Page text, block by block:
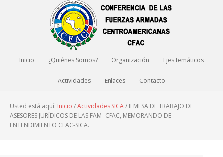
Inicio ¿Quiénes Somos? Organización Ejes temáticos
Actividades Enlaces Contacto
Usted está aquí: Inicio /Actividades SICA/ II MESA DE TRABAJO DE
ASESORES JURÍDICOS DE LAS FAM -CFAC, MEMORANDO DE
ENTENDIMIENTO CFAC-SICA.